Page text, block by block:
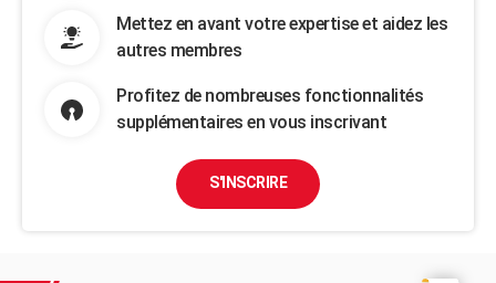
Mettez en avant votre expertise et aidez les
autres membres
Profitez de nombreuses fonctionnalités
supplémentaires en vous inscrivant
S'INSCRIRE